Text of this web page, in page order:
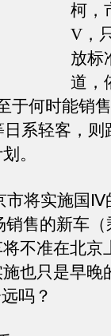
柯，
V，
放标
道，
于何时能销
系轻客，则
。
将实施国Ⅳ
售的新车
不准在北京
也只是早晚
吗？